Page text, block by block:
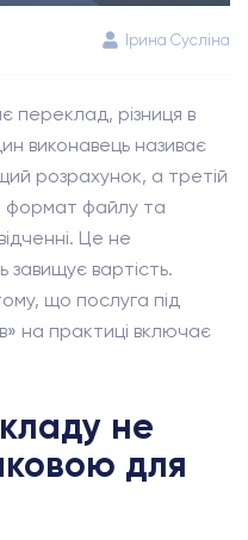
Ірина Сусліна
переклад, різниця в
виконавець називає
розрахунок, а третій
формат файлу та
Це не
завищує вартість.
що послуга під
на практиці включає
не
для